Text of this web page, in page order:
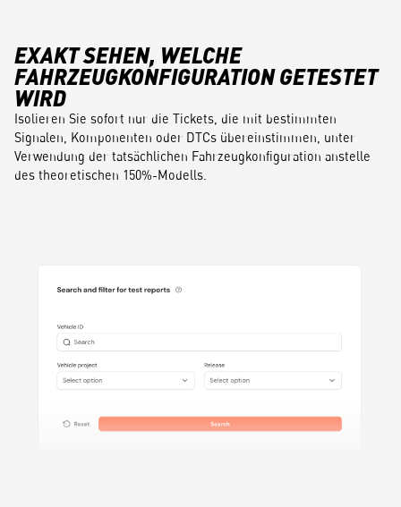
EXAKT SEHEN, WELCHE
FAHRZEUGKONFIGURATION GETESTET
WIRD
Isolieren Sie sofort nur die Tickets, die mit bestimmten
Signalen, Komponenten oder DTCs übereinstimmen, unter
Verwendung der tatsächlichen Fahrzeugkonfiguration anstelle
des theoretischen 150%-Modells.